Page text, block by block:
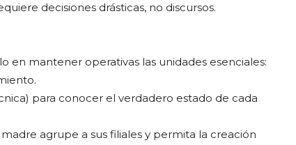
decisiones drásticas, no discursos.
en mantener operativas las unidades esenciales:
para conocer el verdadero estado de cada
agrupe a sus filiales y permita la creación